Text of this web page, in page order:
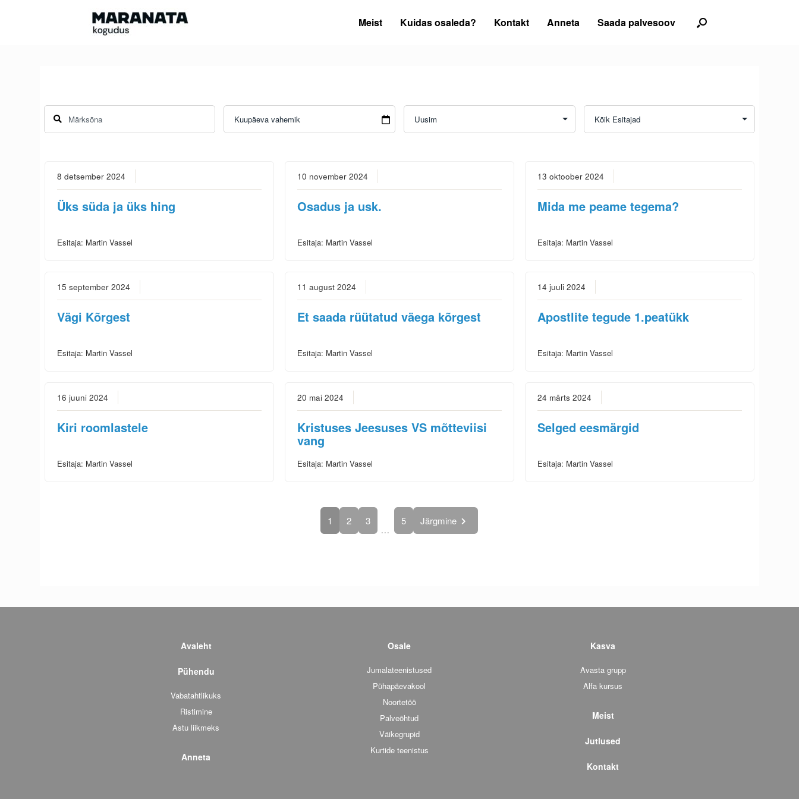
Meist Kuidas osaleda? Kontakt Anneta Saada palvesoov
8 detsember 2024
Üks süda ja üks hing
Esitaja: Martin Vassel
10 november 2024
Osadus ja usk.
Esitaja: Martin Vassel
13 oktoober 2024
Mida me peame tegema?
Esitaja: Martin Vassel
15 september 2024
Vägi Kõrgest
Esitaja: Martin Vassel
11 august 2024
Et saada rüütatud väega kõrgest
Esitaja: Martin Vassel
14 juuli 2024
Apostlite tegude 1.peatükk
Esitaja: Martin Vassel
16 juuni 2024
Kiri roomlastele
Esitaja: Martin Vassel
20 mai 2024
Kristuses Jeesuses VS mõtteviisi
vang
Esitaja: Martin Vassel
24 märts 2024
Selged eesmärgid
Esitaja: Martin Vassel
1 2 3
...
5 Järgmine
Avaleht
Pühendu
Vabatahtlikuks
Ristimine
Astu liikmeks
Anneta
Osale
Jumalateenistused
Pühapäevakool
Noortetöö
Palveõhtud
Väikegrupid
Kurtide teenistus
Kasva
Avasta grupp
Alfa kursus
Meist
Jutlused
Kontakt